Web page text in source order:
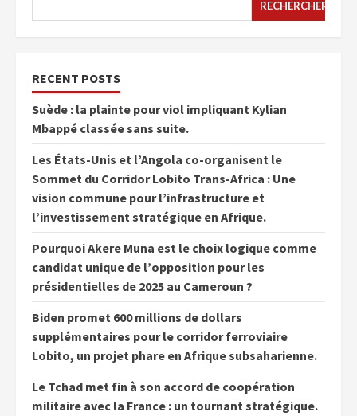
RECHERCHER
RECENT POSTS
Suède : la plainte pour viol impliquant Kylian
Mbappé classée sans suite.
Les États-Unis et l’Angola co-organisent le
Sommet du Corridor Lobito Trans-Africa : Une
vision commune pour l’infrastructure et
l’investissement stratégique en Afrique.
Pourquoi Akere Muna est le choix logique comme
candidat unique de l’opposition pour les
présidentielles de 2025 au Cameroun ?
Biden promet 600 millions de dollars
supplémentaires pour le corridor ferroviaire
Lobito, un projet phare en Afrique subsaharienne.
Le Tchad met fin à son accord de coopération
militaire avec la France : un tournant stratégique.